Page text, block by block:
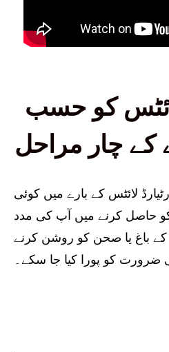
کو حسب
کے چار مراحل
لائٹس کے بارے میں کوئی
کو حاصل کرنے میں آپ کی مدد
باغ یا صحن کو روشن کرنے
کو پورا کیا جا سکے۔